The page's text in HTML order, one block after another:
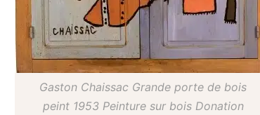
Gaston Chaissac Grande porte de bois
peint 1953 Peinture sur bois Donation